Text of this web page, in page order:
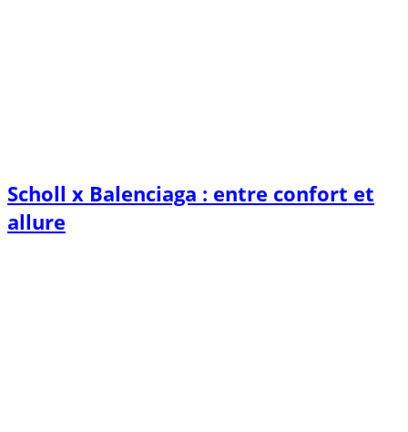
Scholl x Balenciaga : entre confort et
allure